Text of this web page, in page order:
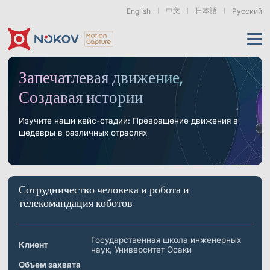
English 中文 日本語 Русский
Роботизированные
Экзоскелеты
устройства
Бионические
Продукты
Камеры
Серия Mars
Серия Pluto
Поддержка
вопросы
Ресурсы
Новости и события Кейсы
Моушн-кэпчер
Связанные статьи
О нас
Запечатлевая движение,
Создавая истории
Изучите наши кейс-стадии: Превращение движения в
шедевры в различных отраслях
Сотрудничество человека и робота и
телекомандация коботов
Клиент
Государственная школа инженерных
наук, Университет Осаки
Объем захвата